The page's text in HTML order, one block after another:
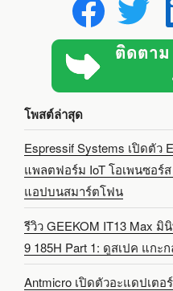
โพสต์ล่าสุด
Espressif Systems เปิดตัว
แพลตฟอร์ม IoT โอเพนซอร์
แอปบนสมาร์ตโฟน
รีวิว GEEKOM IT13 Max
9 185H Part 1: ดูสเปค แกะ
Antmicro เปิดตัวอะแดปเตอ